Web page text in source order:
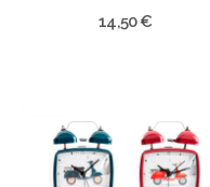
14,50 €